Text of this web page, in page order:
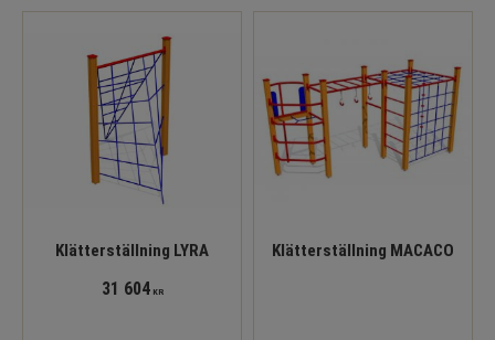
Klätterställning LYRA
31 604KR
Klätterställning MACACO